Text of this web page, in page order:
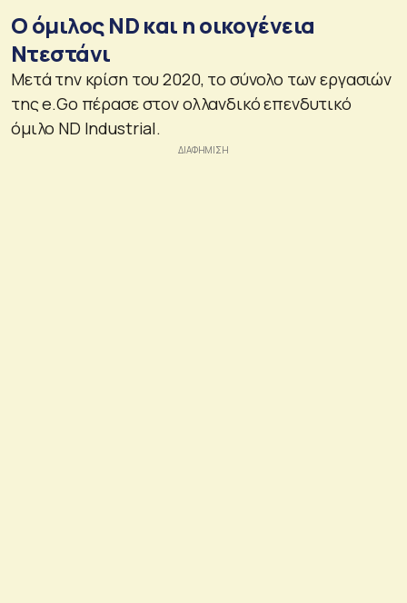
Ο όμιλος ND και η οικογένεια
Ντεστάνι
Μετά την κρίση του 2020, το σύνολο των εργασιών
της e.Go πέρασε στον ολλανδικό επενδυτικό
όμιλο ND Industrial.